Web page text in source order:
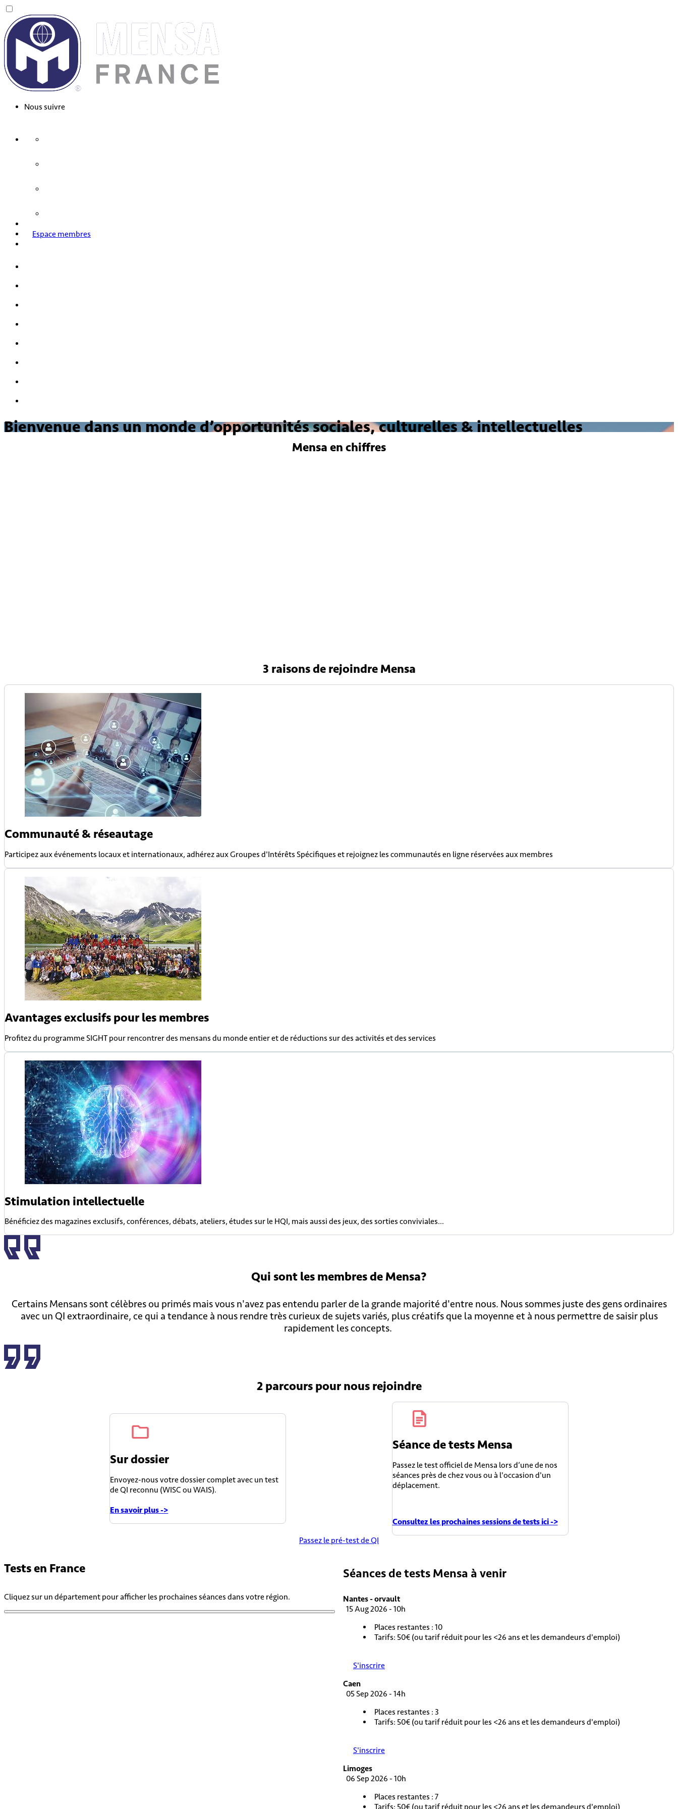
Nous suivre
Espace membres
Bienvenue dans un monde d’opportunités sociales, culturelles & intellectuelles
Mensa en chiffres
3 raisonsde rejoindre Mensa
Communauté & réseautage
Participez aux événements locaux et internationaux, adhérez aux Groupes d'Intérêts Spécifiques et rejoignez les communautés en ligne réservées aux membres
Avantages exclusifs pour les membres
Profitez du programme SIGHT pour rencontrer des mensans du monde entier et de réductions sur des activités et des services
Stimulation intellectuelle
Bénéficiez des magazines exclusifs, conférences, débats, ateliers, études sur le HQI, mais aussi des jeux, des sorties conviviales...
Qui sont les membresde Mensa?
Certains Mensans sont célèbres ou primés mais vous n'avez pas entendu parler de la grande majorité d'entre nous. Nous sommes juste des gens ordinaires
avec un QI extraordinaire, ce qui a tendance à nous rendre très curieux de sujets variés, plus créatifs que la moyenne et à nous permettre de saisir plus
rapidement les concepts.
2 parcourspour nous rejoindre
Sur dossier
Envoyez-nous votre dossier complet avec un test
de QI reconnu (WISC ou WAIS).
En savoir plus ->
Séance de tests Mensa
Passez le test officiel de Mensa lors d’une de nos
séances près de chez vous ou à l'occasion d'un
déplacement.
Consultez les prochaines sessions de tests ici ->
Passez le pré-test de QI
Tests en France
Cliquez sur un département pour afficher les prochaines séances dans votre région.
Séances de tests Mensa à venir
Nantes - orvault
15 Aug 2026 - 10h
Places restantes : 10
Tarifs: 50€ (ou tarif réduit pour les <26 ans et les demandeurs d'emploi)
S'inscrire
Caen
05 Sep 2026 - 14h
Places restantes : 3
Tarifs: 50€ (ou tarif réduit pour les <26 ans et les demandeurs d'emploi)
S'inscrire
Limoges
06 Sep 2026 - 10h
Places restantes : 7
Tarifs: 50€ (ou tarif réduit pour les <26 ans et les demandeurs d'emploi)